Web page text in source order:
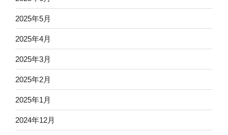
2025年5月
2025年4月
2025年3月
2025年2月
2025年1月
2024年12月